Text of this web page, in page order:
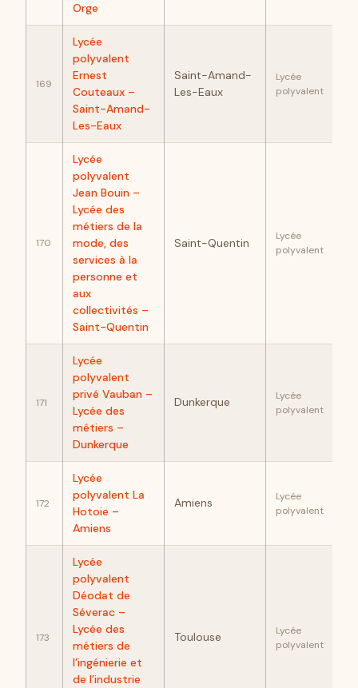
Orge
169
Lycée
polyvalent
Ernest
Couteaux –
Saint-Amand-
Les-Eaux
Saint-Amand-
Les-Eaux
Lycée
polyvalent
170
Lycée
polyvalent
Jean Bouin –
Lycée des
métiers de la
mode, des
services à la
personne et
aux
collectivités –
Saint-Quentin
Saint-Quentin
Lycée
polyvalent
171
Lycée
polyvalent
privé Vauban –
Lycée des
métiers –
Dunkerque
Dunkerque
Lycée
polyvalent
172
Lycée
polyvalent La
Hotoie –
Amiens
Amiens
Lycée
polyvalent
173
Lycée
polyvalent
Déodat de
Séverac –
Lycée des
métiers de
l’ingénierie et
de l’industrie
Toulouse
Lycée
polyvalent